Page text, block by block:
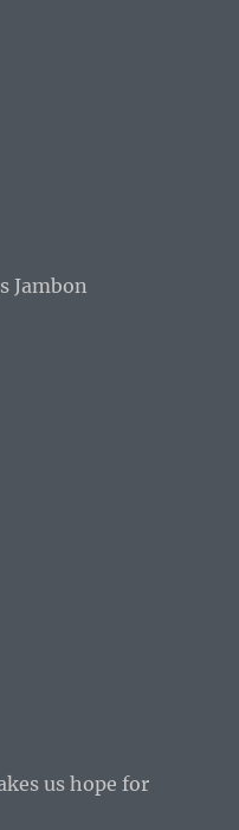
Jambon
us hope for